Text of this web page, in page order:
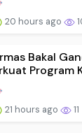
20 hours ago
Bakal
Program
21 hours ago 11